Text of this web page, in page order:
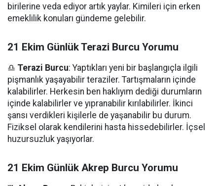
birilerine veda ediyor artık yaylar. Kimileri için erken
emeklilik konuları gündeme gelebilir.
21 Ekim Günlük Terazi Burcu Yorumu
♎ Terazi Burcu: Yaptıkları yeni bir başlangıçla ilgili
pişmanlık yaşayabilir teraziler. Tartışmaların içinde
kalabilirler. Herkesin ben haklıyım dediği durumların
içinde kalabilirler ve yıpranabilir kırılabilirler. İkinci
şansı verdikleri kişilerle de yaşanabilir bu durum.
Fiziksel olarak kendilerini hasta hissedebilirler. İçsel
huzursuzluk yaşıyorlar.
21 Ekim Günlük Akrep Burcu Yorumu